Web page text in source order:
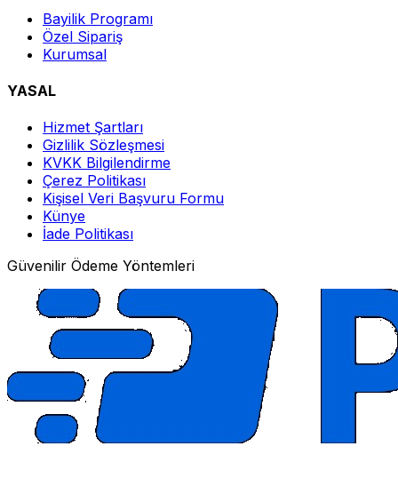
Bayilik Programı
Özel Sipariş
Kurumsal
YASAL
Hizmet Şartları
Gizlilik Sözleşmesi
KVKK Bilgilendirme
Çerez Politikası
Kişisel Veri Başvuru Formu
Künye
İade Politikası
Güvenilir Ödeme Yöntemleri